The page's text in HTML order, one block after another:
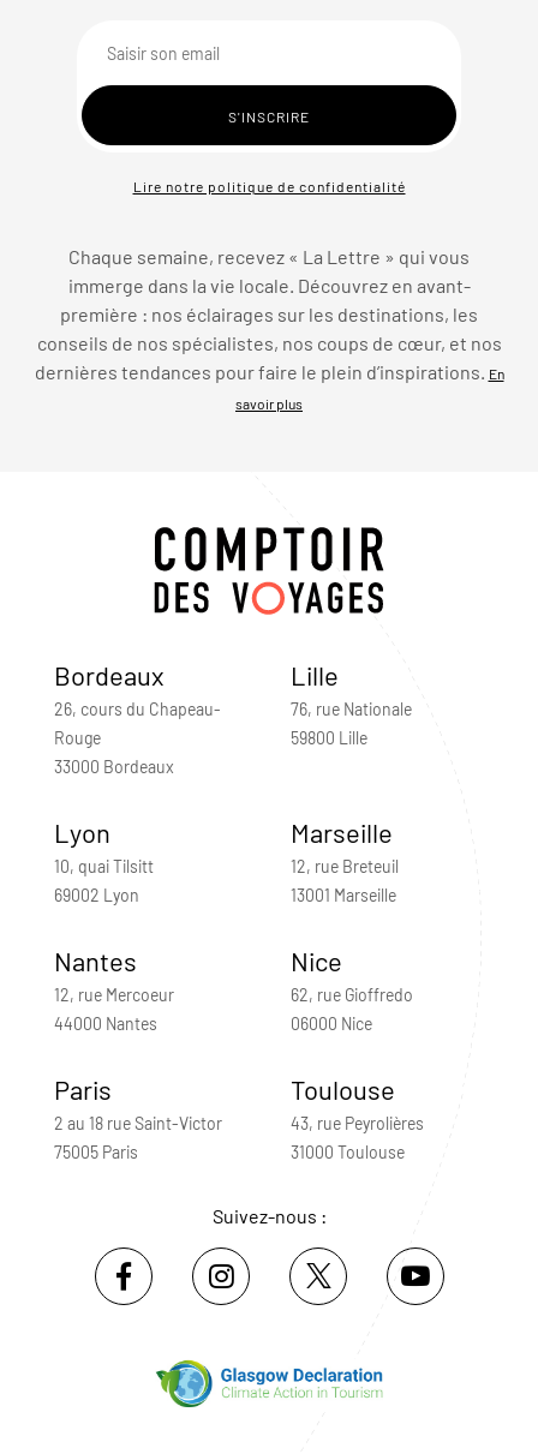
Lire notre politique de confidentialité
Chaque semaine, recevez « La Lettre » qui vous
immerge dans la vie locale. Découvrez en avant-
première : nos éclairages sur les destinations, les
conseils de nos spécialistes, nos coups de cœur, et nos
dernières tendances pour faire le plein d’inspirations. En
savoir plus
Bordeaux
26, cours du Chapeau-
Rouge
33000 Bordeaux
Lille
76, rue Nationale
59800 Lille
Lyon
10, quai Tilsitt
69002 Lyon
Marseille
12, rue Breteuil
13001 Marseille
Nantes
12, rue Mercoeur
44000 Nantes
Nice
62, rue Gioffredo
06000 Nice
Paris
2 au 18 rue Saint-Victor
75005 Paris
Toulouse
43, rue Peyrolières
31000 Toulouse
Suivez-nous :